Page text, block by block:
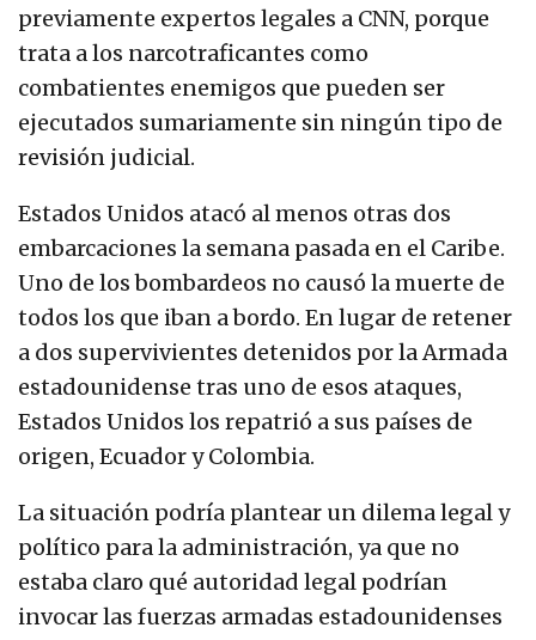
previamente expertos legales a CNN, porque
trata a los narcotraficantes como
combatientes enemigos que pueden ser
ejecutados sumariamente sin ningún tipo de
revisión judicial.
Estados Unidos atacó al menos otras dos
embarcaciones la semana pasada en el Caribe.
Uno de los bombardeos no causó la muerte de
todos los que iban a bordo. En lugar de retener
a dos supervivientes detenidos por la Armada
estadounidense tras uno de esos ataques,
Estados Unidos los repatrió a sus países de
origen, Ecuador y Colombia.
La situación podría plantear un dilema legal y
político para la administración, ya que no
estaba claro qué autoridad legal podrían
invocar las fuerzas armadas estadounidenses